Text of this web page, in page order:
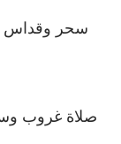
سحر وقداس
صلاة غروب